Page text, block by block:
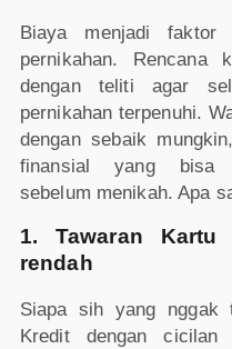
Biaya menjadi faktor
pernikahan. Rencana
dengan teliti agar
pernikahan terpenuhi.
dengan sebaik
finansial yang bisa
sebelum menikah. Apa
1. Tawaran
rendah
Siapa sih yang nggak
Kredit dengan